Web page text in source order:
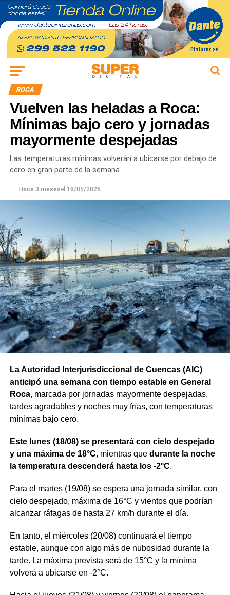
ROCA
Vuelven las heladas a Roca:
Mínimas bajo cero y jornadas
mayormente despejadas
Las temperaturas mínimas volverán a ubicarse por debajo de
cero en gran parte de la semana.
Hace 3 mesesel 18/05/2026
La Autoridad Interjurisdiccional de Cuencas (AIC)
anticipó una semana con tiempo estable en General
Roca, marcada por jornadas mayormente despejadas,
tardes agradables y noches muy frías, con temperaturas
mínimas bajo cero.
Este lunes (18/08) se presentará con cielo despejado
y una máxima de 18°C, mientras que durante la noche
la temperatura descenderá hasta los -2°C.
Para el martes (19/08) se espera una jornada similar, con
cielo despejado, máxima de 16°C y vientos que podrían
alcanzar ráfagas de hasta 27 km/h durante el día.
En tanto, el miércoles (20/08) continuará el tiempo
estable, aunque con algo más de nubosidad durante la
tarde. La máxima prevista será de 15°C y la mínima
volverá a ubicarse en -2°C.